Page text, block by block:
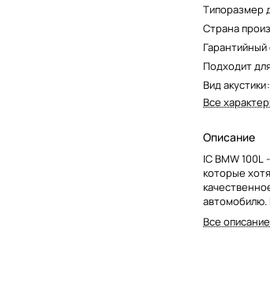
Типоразмер
Страна
Подходит
Вид акустики:
Все
Описание
IC BMW
которые
автомобилю.
моторным
магния для
Все описание